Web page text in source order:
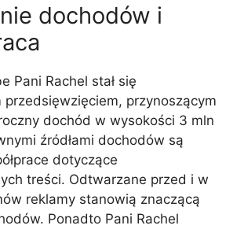
dochodów i
Pani Rachel stał się
przedsięwzięciem, przynoszącym
dochód w wysokości 3 mln
źródłami dochodów są
dotyczące
treści. Odtwarzane przed i w
reklamy stanowią znaczącą
Ponadto Pani Rachel